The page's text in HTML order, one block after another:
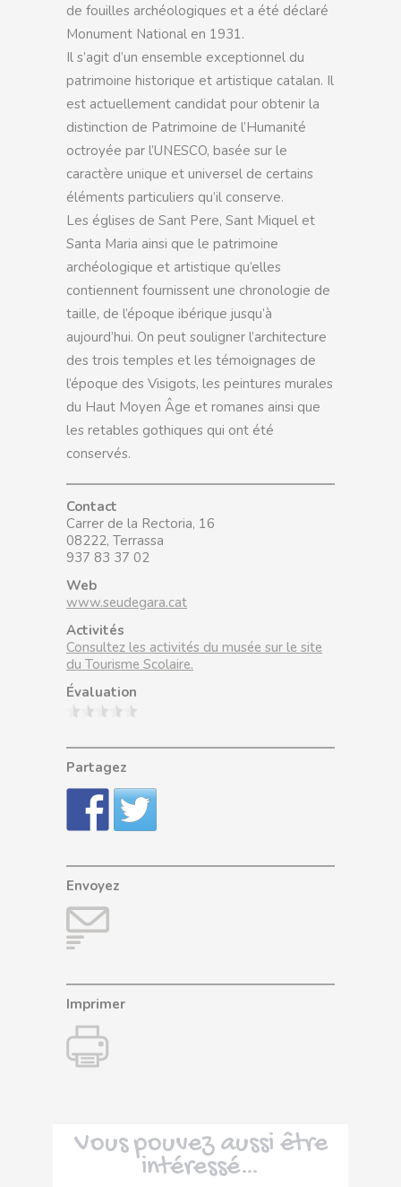
de fouilles archéologiques et a été déclaré
Monument National en 1931.
Il s’agit d’un ensemble exceptionnel du
patrimoine historique et artistique catalan. Il
est actuellement candidat pour obtenir la
distinction de Patrimoine de l’Humanité
octroyée par l’UNESCO, basée sur le
caractère unique et universel de certains
éléments particuliers qu’il conserve.
Les églises de Sant Pere, Sant Miquel et
Santa Maria ainsi que le patrimoine
archéologique et artistique qu’elles
contiennent fournissent une chronologie de
taille, de l’époque ibérique jusqu’à
aujourd’hui. On peut souligner l’architecture
des trois temples et les témoignages de
l’époque des Visigots, les peintures murales
du Haut Moyen Âge et romanes ainsi que
les retables gothiques qui ont été
conservés.
Contact
Carrer de la Rectoria, 16
08222, Terrassa
937 83 37 02
Web
www.seudegara.cat
Activités
Consultez les activités du musée sur le site
du Tourisme Scolaire.
Évaluation
Partagez
Envoyez
Imprimer
Vous pouvez aussi être
intéressé…